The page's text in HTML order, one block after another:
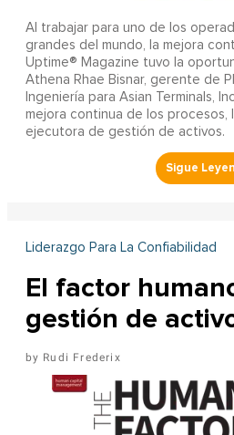
Al trabajar para uno de los
grandes del mundo, la mejora
Uptime® Magazine tuvo la
Athena Rhae Bisnar, gerente de
Ingeniería para Asian Terminals,
mejora continua de los procesos,
ejecutora de gestión de activos.
Liderazgo Para La Confiabilidad
El factor
gestión de
Rudi Frederix